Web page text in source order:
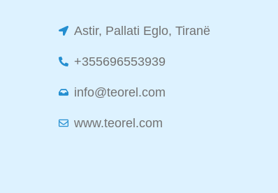
Astir, Pallati Eglo, Tiranë
+355696553939
info@teorel.com
www.teorel.com